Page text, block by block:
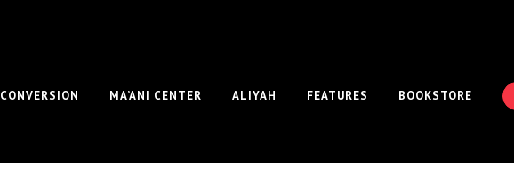
CONVERSION MA’ANI CENTER ALIYAH FEATURES BOOKSTORE